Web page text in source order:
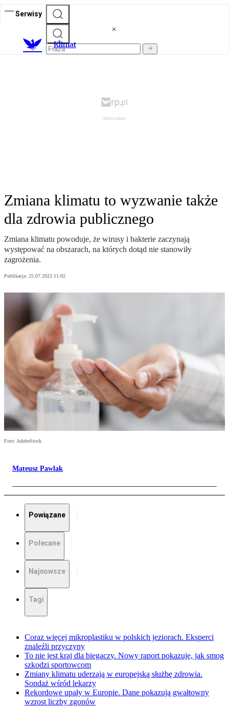
Serwisy
Klimat
Zmiana klimatu to wyzwanie także
dla zdrowia publicznego
Zmiana klimatu powoduje, że wirusy i bakterie zaczynają
występować na obszarach, na których dotąd nie stanowiły
zagrożenia.
Publikacja: 25.07.2023 11:02
Foto: AdobeStock
Mateusz Pawlak
Powiązane
Polecane
Najnowsze
Tagi
Coraz więcej mikroplastiku w polskich jeziorach. Eksperci
znaleźli przyczyny
To nie jest kraj dla biegaczy. Nowy raport pokazuje, jak smog
szkodzi sportowcom
Zmiany klimatu uderzają w europejską służbę zdrowia.
Sondaż wśród lekarzy
Rekordowe upały w Europie. Dane pokazują gwałtowny
wzrost liczby zgonów